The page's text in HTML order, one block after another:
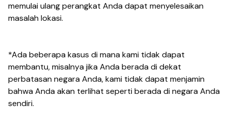
memulai ulang perangkat Anda dapat menyelesaikan
masalah lokasi.
*Ada beberapa kasus di mana kami tidak dapat
membantu, misalnya jika Anda berada di dekat
perbatasan negara Anda, kami tidak dapat menjamin
bahwa Anda akan terlihat seperti berada di negara Anda
sendiri.